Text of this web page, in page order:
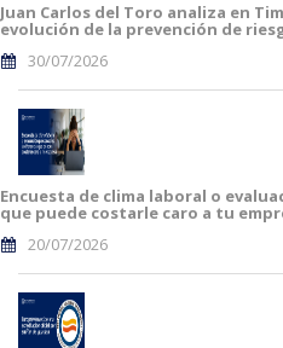
Juan Carlos del Toro analiza en
evolución de la prevención de
30/07/2026
Encuesta de clima laboral o
que puede costarle caro a tu
20/07/2026